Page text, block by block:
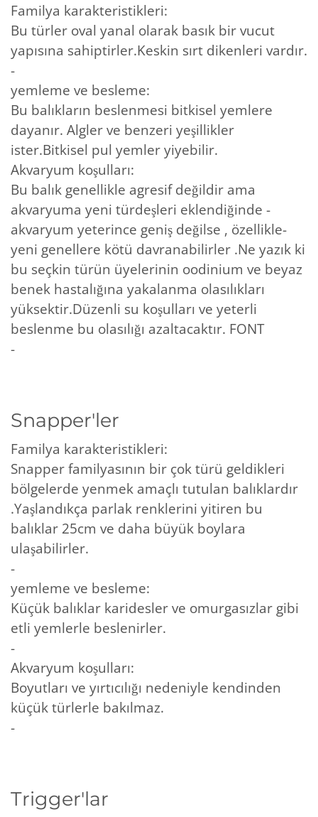
Familya karakteristikleri:
Bu türler oval yanal olarak basık bir vucut
yapısına sahiptirler.Keskin sırt dikenleri vardır.
-
yemleme ve besleme:
Bu balıkların beslenmesi bitkisel yemlere
dayanır. Algler ve benzeri yeşillikler
ister.Bitkisel pul yemler yiyebilir.
Akvaryum koşulları:
Bu balık genellikle agresif değildir ama
akvaryuma yeni türdeşleri eklendiğinde -
akvaryum yeterince geniş değilse , özellikle-
yeni genellere kötü davranabilirler .Ne yazık ki
bu seçkin türün üyelerinin oodinium ve beyaz
benek hastalığına yakalanma olasılıkları
yüksektir.Düzenli su koşulları ve yeterli
beslenme bu olasılığı azaltacaktır. FONT
-
Snapper'ler
Familya karakteristikleri:
Snapper familyasının bir çok türü geldikleri
bölgelerde yenmek amaçlı tutulan balıklardır
.Yaşlandıkça parlak renklerini yitiren bu
balıklar 25cm ve daha büyük boylara
ulaşabilirler.
-
yemleme ve besleme:
Küçük balıklar karidesler ve omurgasızlar gibi
etli yemlerle beslenirler.
-
Akvaryum koşulları:
Boyutları ve yırtıcılığı nedeniyle kendinden
küçük türlerle bakılmaz.
-
Trigger'lar